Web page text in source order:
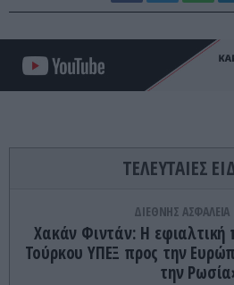
ΤΕΛΕΥΤΑΙΕΣ
ΔΙΕΘΝΗΣ ΑΣΦΑΛΕΙΑ
Χακάν Φιντάν: Η εφιαλτική
Τούρκου ΥΠΕΞ προς την
την